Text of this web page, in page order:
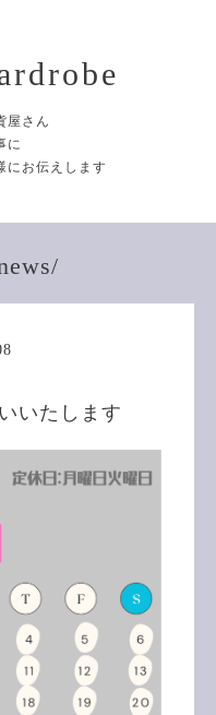
屋さん
に
にお伝えします
いたします